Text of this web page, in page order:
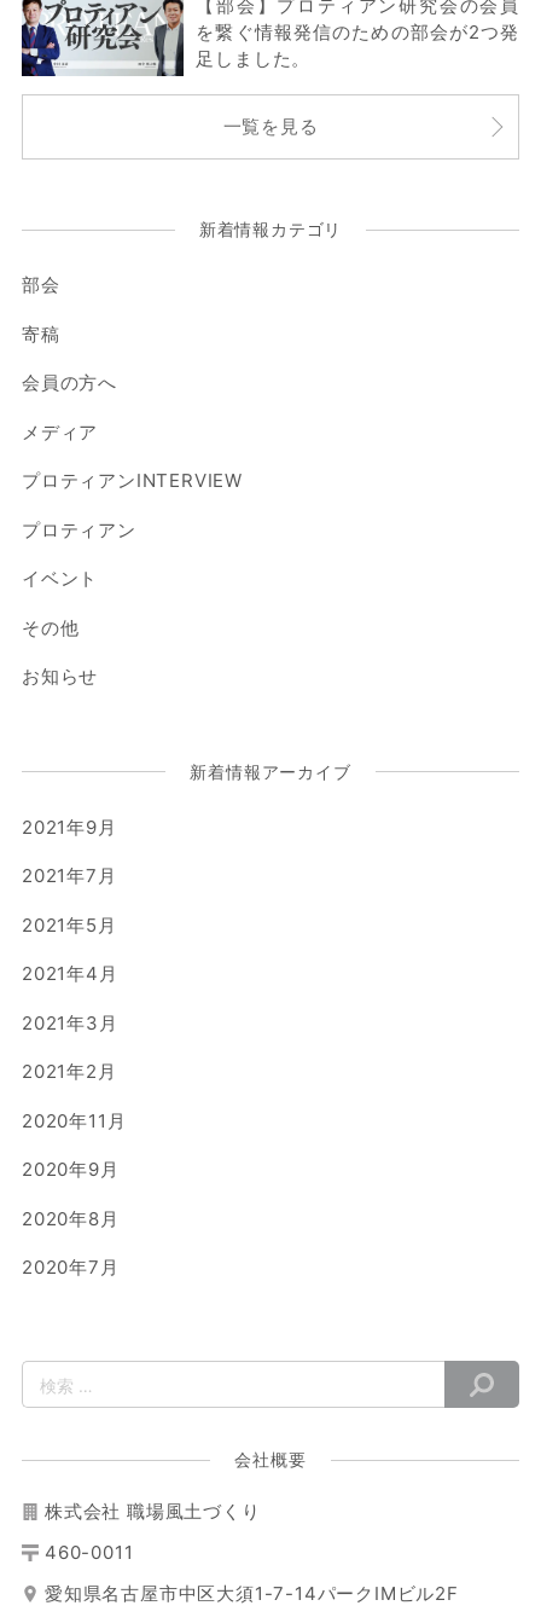
【部会】プロティアン研究会の会員
を繋ぐ情報発信のための部会が2つ発
足しました。
一覧を見る
新着情報カテゴリ
部会
寄稿
会員の方へ
メディア
プロティアンINTERVIEW
プロティアン
イベント
その他
お知らせ
新着情報アーカイブ
2021年9月
2021年7月
2021年5月
2021年4月
2021年3月
2021年2月
2020年11月
2020年9月
2020年8月
2020年7月
会社概要
株式会社 職場風土づくり
460-0011
愛知県名古屋市中区大須1-7-14パークIMビル2F